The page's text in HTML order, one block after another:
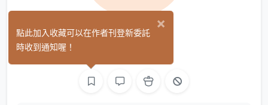
鴨胗 (0)
×
點此加入收藏可以在作者刊登新委託
時收到通知喔！